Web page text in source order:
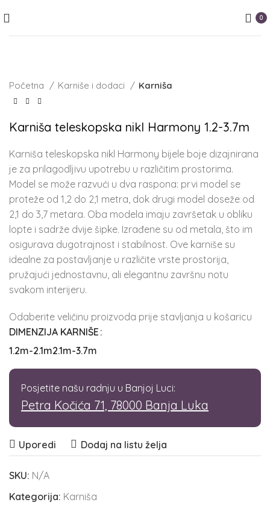
0
Početna Karniše i dodaci Karniša
Karniša teleskopska nikl Harmony 1.2-3.7m
Karniša teleskopska nikl Harmony bijele boje dizajnirana
je za prilagodljivu upotrebu u različitim prostorima.
Model se može razvući u dva raspona: prvi model se
proteže od 1,2 do 2,1 metra, dok drugi model doseže od
2,1 do 3,7 metara. Oba modela imaju završetak u obliku
lopte i sadrže dvije šipke. Izrađene su od metala, što im
osigurava dugotrajnost i stabilnost. Ove karniše su
idealne za postavljanje u različite vrste prostorija,
pružajući jednostavnu, ali elegantnu završnu notu
svakom interijeru.
Odaberite veličinu proizvoda prije stavljanja u košaricu
DIMENZIJA KARNIŠE
1.2m-2.1m2.1m-3.7m
Posjetite našu radnju u Banjoj Luci:
Petra Kočića 71, 78000 Banja Luka
Uporedi Dodaj na listu želja
SKU: N/A
Kategorija: Karniša